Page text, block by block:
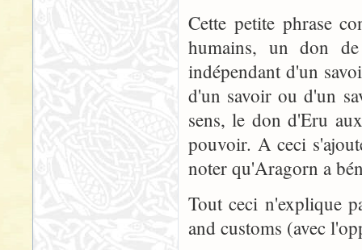
Cette petite phrase
humains, un don
indépendant d'un
d'un savoir ou d'un
sens, le don d'Eru
pouvoir. A ceci
noter qu'Aragorn a
Tout ceci n'explique
and customs (avec